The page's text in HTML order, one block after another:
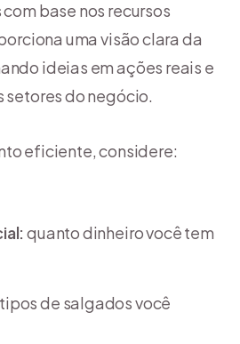
base nos recursos
uma visão clara da
ideias em ações reais e
do negócio.
eficiente, considere:
quanto dinheiro você tem
de salgados você